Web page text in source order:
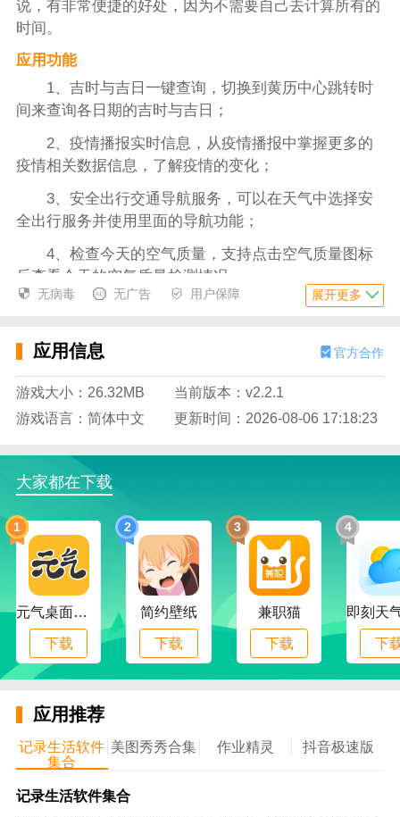
说，有非常便捷的好处，因为不需要自己去计算所有的
时间。
应用功能
1、吉时与吉日一键查询，切换到黄历中心跳转时
间来查询各日期的吉时与吉日；
2、疫情播报实时信息，从疫情播报中掌握更多的
疫情相关数据信息，了解疫情的变化；
3、安全出行交通导航服务，可以在天气中选择安
全出行服务并使用里面的导航功能；
4、检查今天的空气质量，支持点击空气质量图标
后查看今天的空气质量检测情况；
5、添加日程待办事项，在全部日程中使用添加功
6、编辑设置日程的提醒，编辑自己的日程时能自
由设置日程的事项提醒时间；
应用特色
习、工作与出行等图标；
理列表中会推送历史事件标签；
3、个性化的文化黄历标签，在公历日历下面显示
黄历标签，里面有生肖图腾水印与丰富的内容；
4、有传统的还礼排版内容，黄历中心在整个页面
中按照传统的黄历本将内容排版；
5、更多的天气小图标，除了提供天气的信息之外
6、专门将下雨的预测信息设置一个栏目，让用户
出行前能了解最关心的下雨问题；
1、打开软件进入主页，立即查看公历上今天的时
无病毒 无广告 用户保障 展开更多
应用信息 官方合作
游戏大小：26.32MB
当前版本：v2.2.1
游戏语言：简体中文
更新时间：2026-08-06 17:18:23
大家都在下载
1
元气桌面下载
下载
2
简约壁纸
下载
3
兼职猫
下载
4
下
应用推荐
记录生活软件
集合
美图秀秀合集 作业精灵 抖音极速版
记录生活软件集合